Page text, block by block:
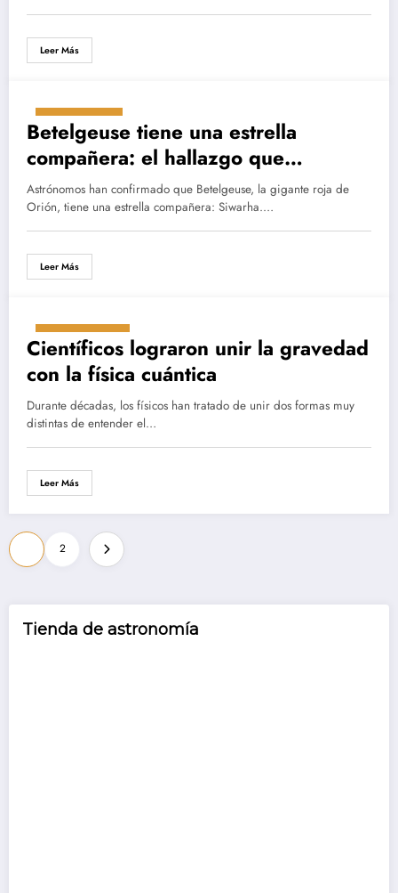
Leer Más
julio 25, 2025
Betelgeuse tiene una estrella
compañera: el hallazgo que
reescribe su destino cósmico
Astrónomos han confirmado que Betelgeuse, la gigante roja de
Orión, tiene una estrella compañera: Siwarha.…
Leer Más
mayo 26, 2025
Científicos lograron unir la gravedad
con la física cuántica
Durante décadas, los físicos han tratado de unir dos formas muy
distintas de entender el…
Leer Más
Paginación
de
entradas
2
Tienda de astronomía